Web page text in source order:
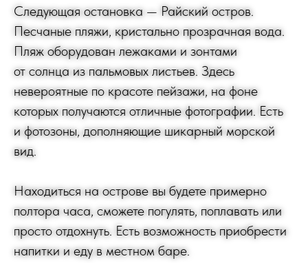
Следующая остановка — Райский остров.
Песчаные пляжи, кристально прозрачная вода.
Пляж оборудован лежаками и зонтами
от солнца из пальмовых листьев. Здесь
невероятные по красоте пейзажи, на фоне
которых получаются отличные фотографии. Есть
и фотозоны, дополняющие шикарный морской
вид.
Находиться на острове вы будете примерно
полтора часа, сможете погулять, поплавать или
просто отдохнуть. Есть возможность приобрести
напитки и еду в местном баре.